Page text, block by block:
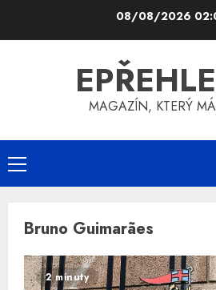
08/08/2026
MAGAZÍN, KTERÝ
Primary
Menu
Bruno Guimarães
2 minuty